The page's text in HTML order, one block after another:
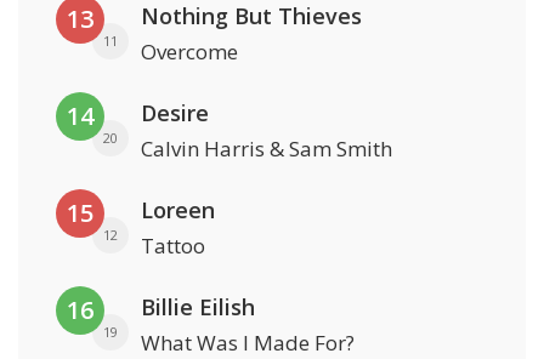
13
11
Nothing But Thieves
Overcome
14
20
Desire
Calvin Harris & Sam Smith
15
12
Loreen
Tattoo
16
19
Billie Eilish
What Was I Made For?